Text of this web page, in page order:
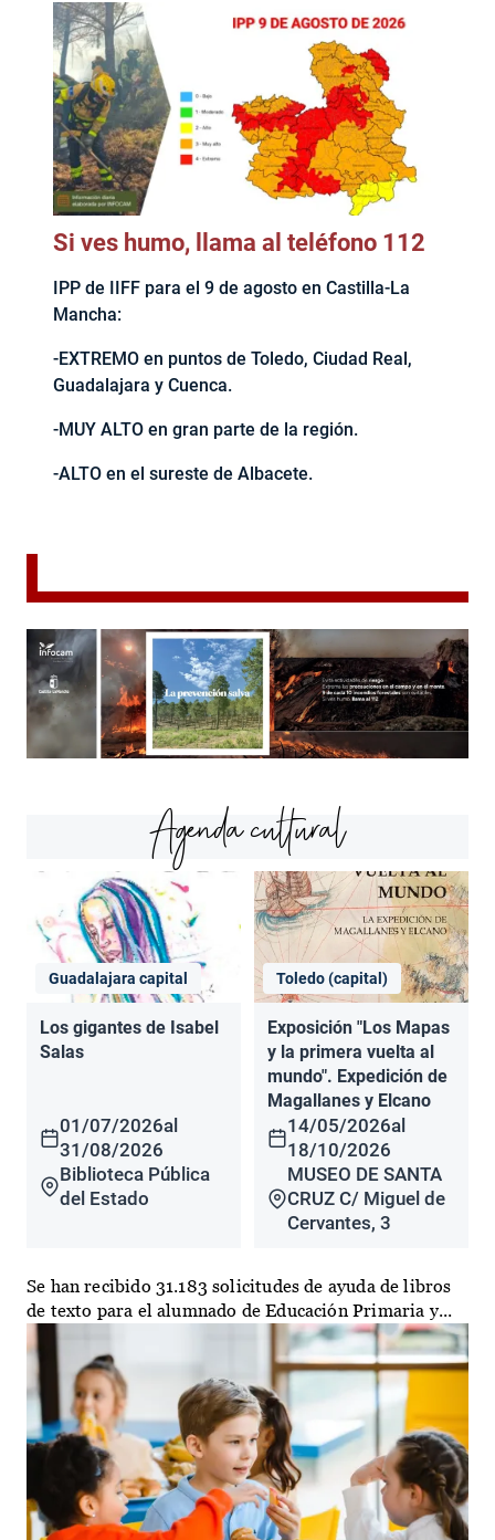
Si ves humo, llama al teléfono 112
IPP de IIFF para el 9 de agosto en Castilla-La
Mancha:
-EXTREMO en puntos de Toledo, Ciudad Real,
Guadalajara y Cuenca.
-MUY ALTO en gran parte de la región.
-ALTO en el sureste de Albacete.
Agenda cultural
Guadalajara capital
Los gigantes de Isabel
Salas
01/07/2026al
31/08/2026
Biblioteca Pública
del Estado
Toledo (capital)
Exposición "Los Mapas
y la primera vuelta al
mundo". Expedición de
Magallanes y Elcano
14/05/2026al
18/10/2026
MUSEO DE SANTA
CRUZ C/ Miguel de
Cervantes, 3
Se han recibido 31.183 solicitudes de ayuda de libros
de texto para el alumnado de Educación Primaria y...